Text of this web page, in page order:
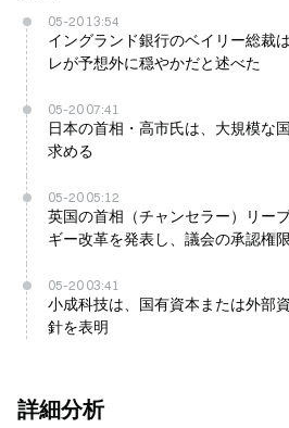
05-20 13:54
イングランド銀行のベイリー総裁
レが予想外に穏やかだと述べた
05-20 07:41
日本の首相・高市氏は、大規模な
求める
05-20 05:12
英国の首相（チャンセラー）リー
ギー改革を発表し、議会の承認権
05-20 03:41
小成科技は、国有資本または外部
針を表明
詳細分析